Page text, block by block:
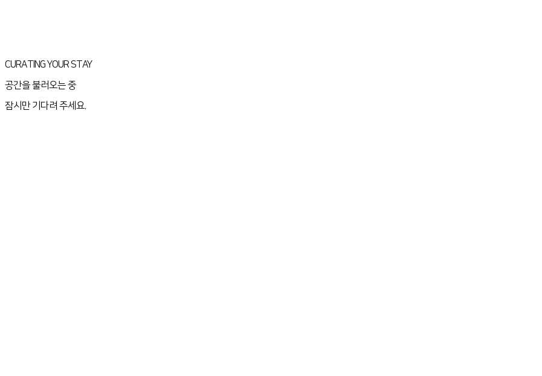
CURATING YOUR STAY
공간을 불러오는 중
잠시만 기다려 주세요.